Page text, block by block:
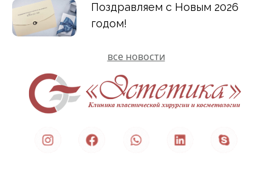
Поздравляем с Новым 2026
годом!
все новости